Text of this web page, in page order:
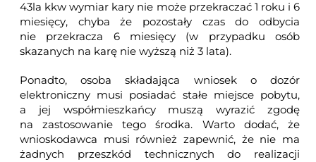
43la kkw wymiar kary nie może przekraczać 1 roku i 6
miesięcy, chyba że pozostały czas do odbycia
nie przekracza 6 miesięcy (w przypadku osób
skazanych na karę nie wyższą niż 3 lata).
Ponadto, osoba składająca wniosek o dozór
elektroniczny musi posiadać stałe miejsce pobytu,
a jej współmieszkańcy muszą wyrazić zgodę
na zastosowanie tego środka. Warto dodać, że
wnioskodawca musi również zapewnić, że nie ma
żadnych przeszkód technicznych do realizacji